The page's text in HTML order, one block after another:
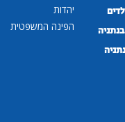
יהדות
הפינה המשפטית